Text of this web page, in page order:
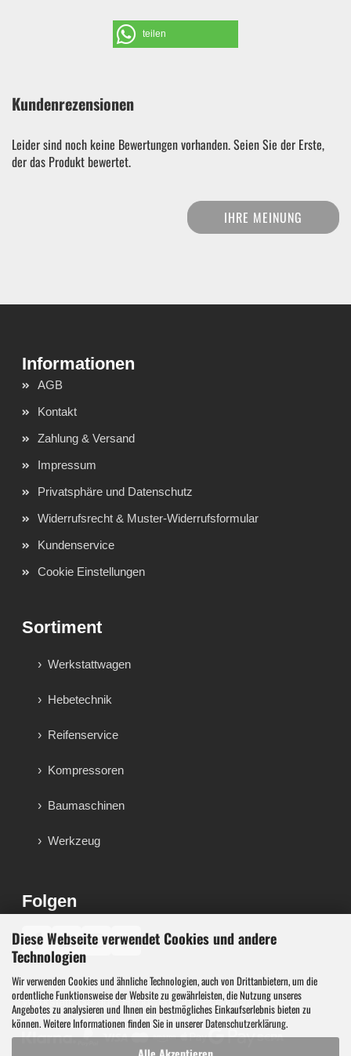
Diese Webseite verwendet Cookies und andere
Technologien
Wir verwenden Cookies und ähnliche Technologien, auch von Drittanbietern, um die
ordentliche Funktionsweise der Website zu gewährleisten, die Nutzung unseres
Angebotes zu analysieren und Ihnen ein bestmögliches Einkaufserlebnis bieten zu
können. Weitere Informationen finden Sie in unsererDatenschutzerklärung.
teilen
Kundenrezensionen
Leider sind noch keine Bewertungen vorhanden. Seien Sie der Erste,
der das Produkt bewertet.
IHRE MEINUNG
AGB
Kontakt
Zahlung & Versand
Impressum
Privatsphäre und Datenschutz
Widerrufsrecht & Muster-Widerrufsformular
Kundenservice
Cookie Einstellungen
Sortiment
Werkstattwagen
Hebetechnik
Reifenservice
Kompressoren
Baumaschinen
Werkzeug
Folgen
♪
Werkzeug, Maschinen und Werkstattausstattung für
Werkstatt, Garage, Handwerk und technische Betriebe.